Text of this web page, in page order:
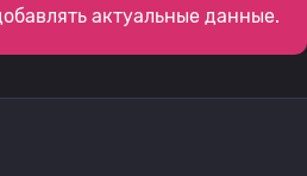
актуальные данные.